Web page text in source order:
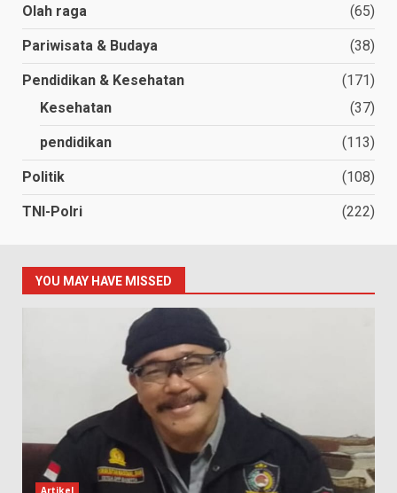
Olah raga (65)
Pariwisata & Budaya (38)
Pendidikan & Kesehatan
(171)
Kesehatan
(37)
pendidikan (113)
Politik (108)
TNI-Polri (222)
YOU MAY HAVE MISSED
Artikel